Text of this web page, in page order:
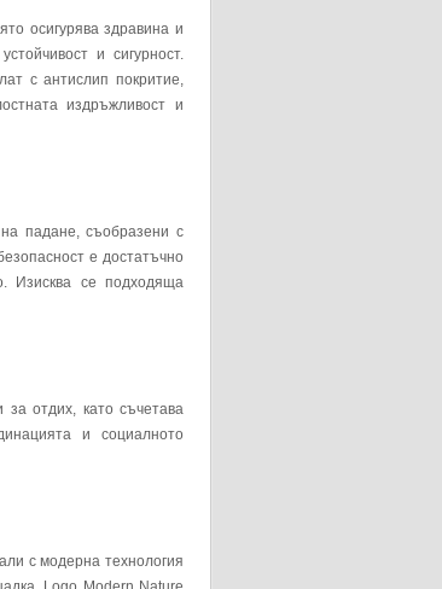
осигурява здравина и
и сигурност.
с антислип покритие,
издръжливост и
падане, съобразени с
е достатъчно
Изисква се подходяща
отдих, като съчетава
и социалното
с модерна технология